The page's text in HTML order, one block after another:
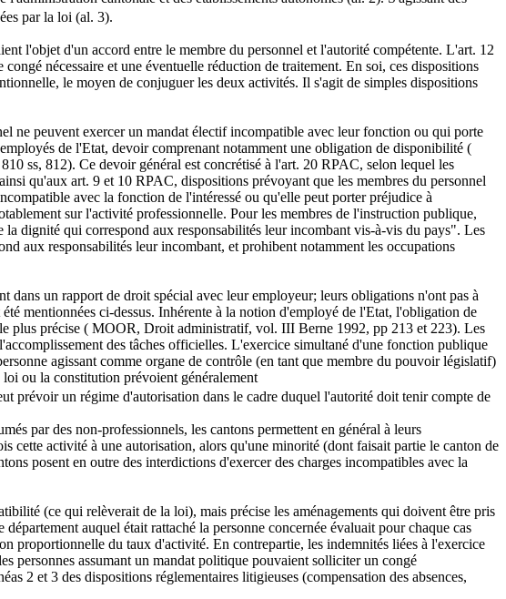
par la loi (al. 3).
l'objet d'un accord entre le membre du personnel et l'autorité compétente. L'art. 12
nécessaire et une éventuelle réduction de traitement. En soi, ces dispositions
le moyen de conjuguer les deux activités. Il s'agit de simples dispositions
ne peuvent exercer un mandat électif incompatible avec leur fonction ou qui porte
de l'Etat, devoir comprenant notamment une obligation de disponibilité (
ss, 812). Ce devoir général est concrétisé à l'art. 20 RPAC, selon lequel les
qu'aux art. 9 et 10 RPAC, dispositions prévoyant que les membres du personnel
avec la fonction de l'intéressé ou qu'elle peut porter préjudice à
sur l'activité professionnelle. Pour les membres de l'instruction publique,
dignité qui correspond aux responsabilités leur incombant vis-à-vis du pays". Les
aux responsabilités leur incombant, et prohibent notamment les occupations
un rapport de droit spécial avec leur employeur; leurs obligations n'ont pas à
mentionnées ci-dessus. Inhérente à la notion d'employé de l'Etat, l'obligation de
plus précise ( MOOR, Droit administratif, vol. III Berne 1992, pp 213 et 223). Les
des tâches officielles. L'exercice simultané d'une fonction publique
agissant comme organe de contrôle (en tant que membre du pouvoir législatif)
ou la constitution prévoient généralement
prévoir un régime d'autorisation dans le cadre duquel l'autorité doit tenir compte de
par des non-professionnels, les cantons permettent en général à leurs
cette activité à une autorisation, alors qu'une minorité (dont faisait partie le canton de
posent en outre des interdictions d'exercer des charges incompatibles avec la
(ce qui relèverait de la loi), mais précise les aménagements qui doivent être pris
auquel était rattaché la personne concernée évaluait pour chaque cas
proportionnelle du taux d'activité. En contrepartie, les indemnités liées à l'exercice
personnes assumant un mandat politique pouvaient solliciter un congé
2 et 3 des dispositions réglementaires litigieuses (compensation des absences,